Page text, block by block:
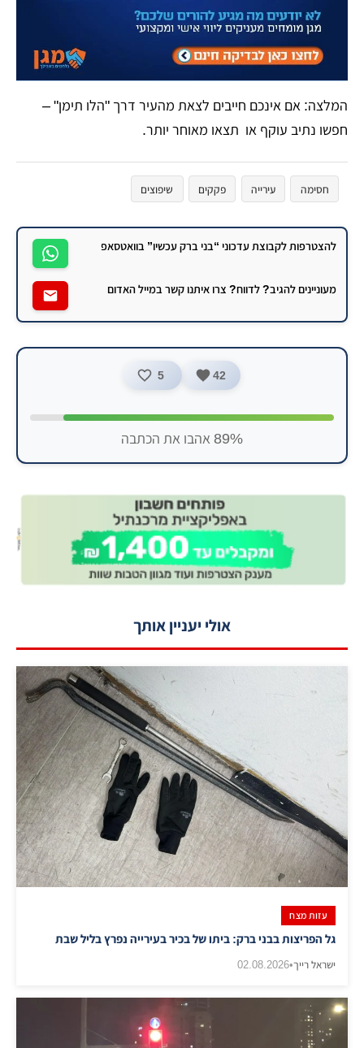
המלצה: אם אינכם חייבים לצאת מהעיר דרך "הלו תימן" –
חפשו נתיב עוקף או תצאו מאוחר יותר.
חסימה עירייה פקקים שיפוצים
להצטרפות לקבוצת עדכוני “בני ברק עכשיו” בוואטסאפ
מעוניינים להגיב? לדווח? צרו איתנו קשר במייל האדום
42
5
89% אהבו את הכתבה
אולי יעניין אותך
עזות מצח
גל הפריצות בבני ברק: ביתו של בכיר בעירייה נפרץ בליל שבת
ישראל רייך•
02.08.2026